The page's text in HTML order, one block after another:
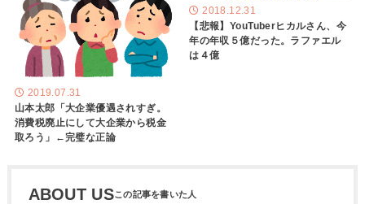
2019.07.31
山本太郎「大企業優遇されすぎ。
消費税廃止にして大企業から税金
取ろう」←完璧な正論
2018.12.31
【悲報】YouTuberヒカルさん、今
年の年収５億だった。ラファエル
は４億
ABOUT US